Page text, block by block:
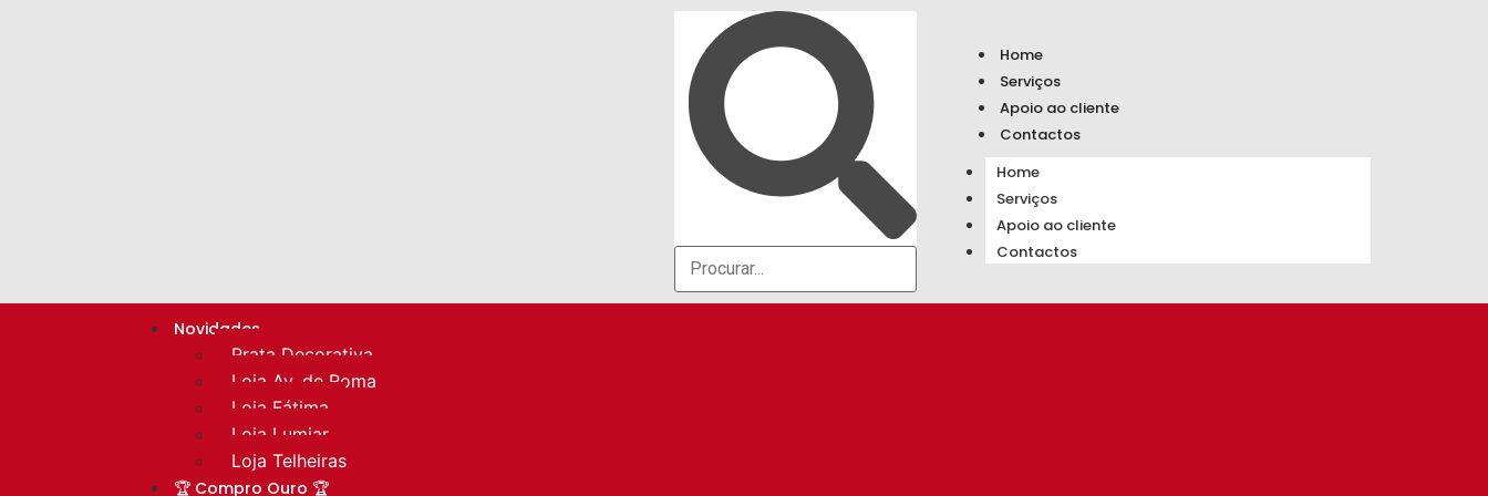
Home
Serviços
Apoio ao cliente
Contactos
Home
Serviços
Apoio ao cliente
Contactos
Novidades
Prata Decorativa
Loja Av. de Roma
Loja Fátima
Loja Lumiar
Loja Telheiras
🏆 Compro Ouro 🏆